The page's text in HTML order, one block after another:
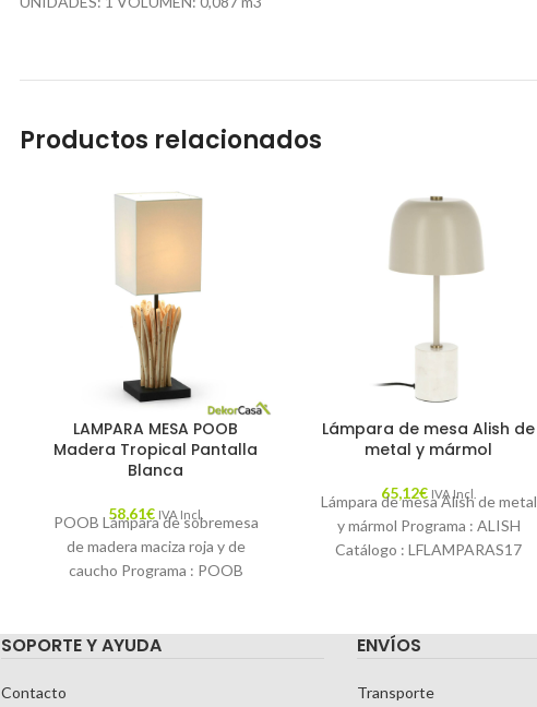
Productos relacionados
LAMPARA MESA POOB
Madera Tropical Pantalla
Blanca
58,61€ IVA Incl.
POOB Lámpara de sobremesa
de madera maciza roja y de
caucho Programa : POOB
Lámpara de mesa Alish de
metal y mármol
65,12€ IVA Incl.
Lámpara de mesa Alish de metal
y mármol Programa : ALISH
Catálogo : LFLAMPARAS17
SOPORTE Y AYUDA
Contacto
ENVÍOS
Transporte